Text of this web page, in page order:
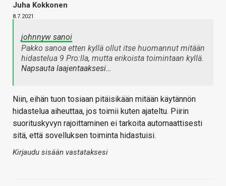
Juha Kokkonen
8.7.2021
johnnyw sanoi
Pakko sanoa etten kyllä ollut itse huomannut mitään
hidastelua 9 Pro:lla, mutta erikoista toimintaan kyllä.
Napsauta laajentaaksesi…
Niin, eihän tuon tosiaan pitäisikään mitään käytännön
hidastelua aiheuttaa, jos toimii kuten ajateltu. Piirin
suorituskyvyn rajoittaminen ei tarkoita automaattisesti
sitä, että sovelluksen toiminta hidastuisi.
Kirjaudu sisään vastataksesi